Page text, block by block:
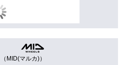
（MID(マルカ)）